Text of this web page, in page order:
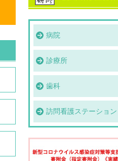
病院
診療所
歯科
訪問看護ステーション